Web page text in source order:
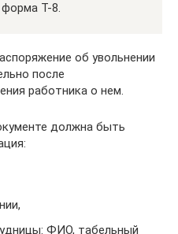
Т-8.
об увольнении
после
работника о нем.
должна быть
ФИО, табельный